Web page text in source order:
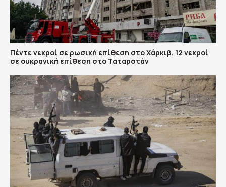
Πέντε νεκροί σε ρωσική επίθεση στο Χάρκιβ, 12 νεκροί
σε ουκρανική επίθεση στο Ταταρστάν